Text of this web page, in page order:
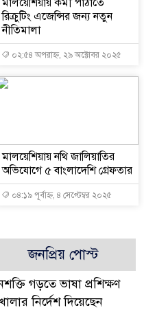
রিক্রুটিং এজেন্সির জন্য নতুন
নীতিমালা
০২:৫৪ অপরাহ্ন, ২৯ অক্টোবর ২০২৫
মালয়েশিয়ায় নথি জালিয়াতির
অভিযোগে ৫ বাংলাদেশি গ্রেফতার
০৪:১৯ পূর্বাহ্ন, ৪ সেপ্টেম্বর ২০২৫
জনপ্রিয় পোস্ট
গড়তে ভাষা প্রশিক্ষণ
নির্দেশ দিয়েছেন